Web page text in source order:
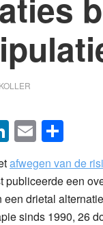
LinkedIn
Email
afwegen van de
publiceerde een
drietal
sinds 1990, 26